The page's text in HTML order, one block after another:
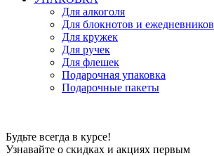
Для алкоголя
Для блокнотов и ежедневников
Для кружек
Для ручек
Для флешек
Подарочная упаковка
Подарочные пакеты
Будьте всегда в курсе!
Узнавайте о скидках и акциях первым